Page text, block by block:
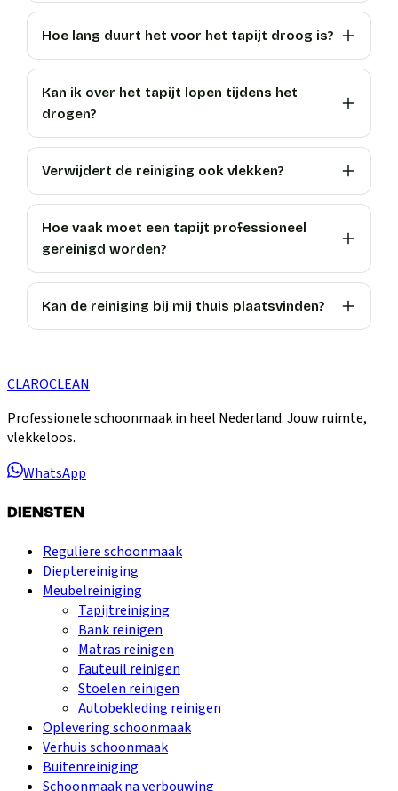
Hoe lang duurt het voor het tapijt droog is?
Kan ik over het tapijt lopen tijdens het
drogen?
Verwijdert de reiniging ook vlekken?
Hoe vaak moet een tapijt professioneel
gereinigd worden?
Kan de reiniging bij mij thuis plaatsvinden?
CLAROCLEAN
Professionele schoonmaak in heel Nederland. Jouw ruimte,
vlekkeloos.
WhatsApp
DIENSTEN
Reguliere schoonmaak
Dieptereiniging
Meubelreiniging
Tapijtreiniging
Bank reinigen
Matras reinigen
Fauteuil reinigen
Stoelen reinigen
Autobekleding reinigen
Oplevering schoonmaak
Verhuis schoonmaak
Buitenreiniging
Schoonmaak na verbouwing